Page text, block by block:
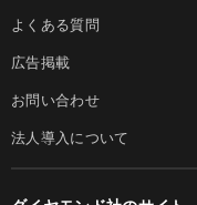
よくある質問
広告掲載
お問い合わせ
法人導入について